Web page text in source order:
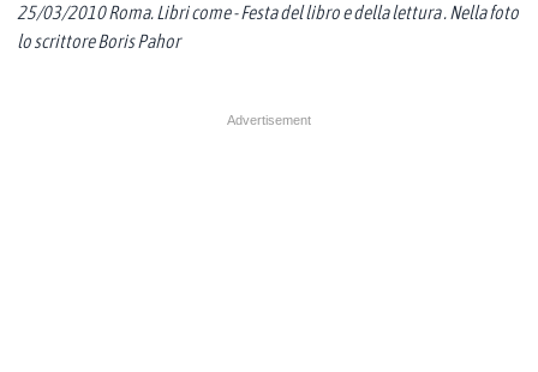
25/03/2010 Roma. Libri come - Festa del libro e della lettura . Nella foto
lo scrittore Boris Pahor